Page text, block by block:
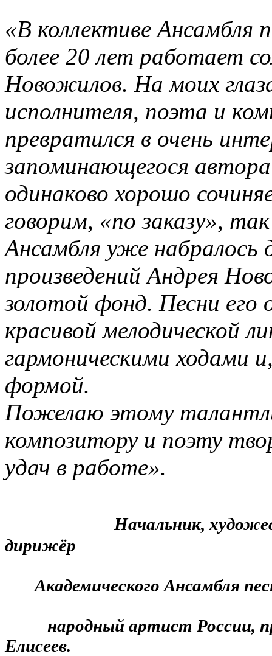
«В коллективе Ансамбля
более 20 лет работает
Новожилов. На моих
исполнителя, поэта и
превратился в очень
запоминающегося
одинаково хорошо
говорим, «по заказу»,
Ансамбля уже набралось
произведений Андрея
золотой фонд. Песни его
красивой мелодической
гармоническими ходами
формой.
Пожелаю этому
композитору и поэту
удач в работе».
Начальник,
дирижёр
Академического Ансамбля
народный артист России,
Елисеев.